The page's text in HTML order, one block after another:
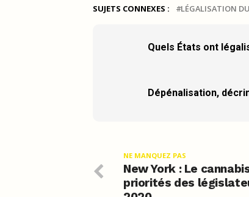
SUJETS CONNEXES : LÉGALISATION
Quels États ont
Dépénalisation,
NE MANQUEZ PAS
New York : Le
priorités des